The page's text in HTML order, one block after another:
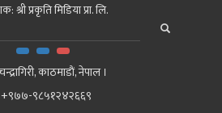
श्री प्रकृति मिडिया प्रा. लि.
काठमाडाैं, नेपाल ।
+९७७-९८५१२४२६६९